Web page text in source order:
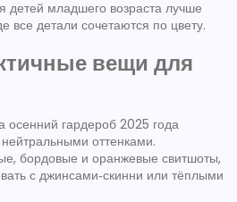
детей младшего возраста лучше
все детали сочетаются по цвету.
вещи для
осенний гардероб 2025 года
оттенками.
бордовые и оранжевые свитшоты,
с джинсами‑скинни или тёплыми